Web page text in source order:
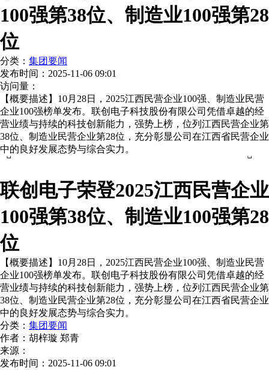
100强第38位、制造业100强第28
位
分类： 集团要闻
发布时间： 2025-11-06 09:01
访问量：
【概要描述】 10月28日，2025江西民营企业100强、制造业民营
企业100强榜单发布。联创电子科技股份有限公司凭借卓越的经
营业绩与持续的科技创新能力，强势上榜，位列江西民营企业第
38位、制造业民营企业第28位，充分彰显公司在江西省民营企业
中的良好发展态势与综合实力。


联创电子荣登2025江西民营企业
100强第38位、制造业100强第28
位
【概要描述】 10月28日，2025江西民营企业100强、制造业民营
企业100强榜单发布。联创电子科技股份有限公司凭借卓越的经
营业绩与持续的科技创新能力，强势上榜，位列江西民营企业第
38位、制造业民营企业第28位，充分彰显公司在江西省民营企业
中的良好发展态势与综合实力。
分类： 集团要闻
作者： 胡梓璇 郑青
来源：
发布时间： 2025-11-06 09:01